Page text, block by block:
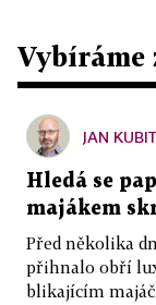
Vybíráme
JAN
Hledá se
majákem
Před několika
přihnalo obří
blikajícím